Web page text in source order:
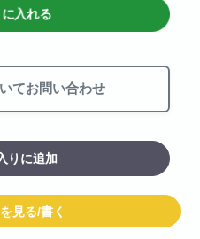
入れる
てお問い合わせ
りに追加
見る/書く